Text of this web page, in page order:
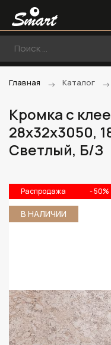
Главная Каталог
Кромка с
28х32х3050,
Светлый, Б/З
Распродажа - 50%
В НАЛИЧИИ